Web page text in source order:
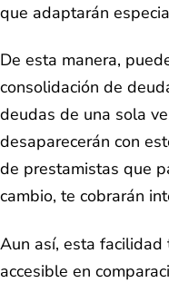
que adaptarán
De esta manera,
consolidación de
deudas de una sola
desaparecerán con
de prestamistas que
cambio, te cobrarán
Aun así, esta
accesible en